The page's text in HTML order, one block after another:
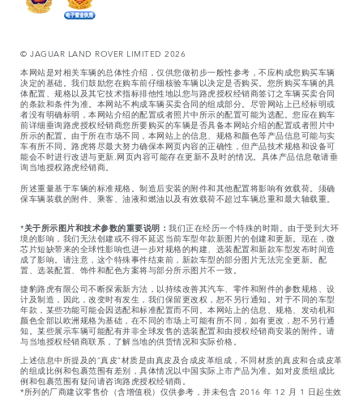
© JAGUAR LAND ROVER LIMITED 2026
本网站是对相关车辆的总体性介绍，仅供您做初步一般性参考，不应构成您购买车辆
决定的基础。我们鼓励您在购车前仔细核验车辆以决定是否购买。您所购买车辆的具
体配置、规格以及其它技术指标排他性地以您与路虎授权经销商签订之车辆买卖合同
的条款和条件为准。本网站不构成车辆买卖合同的组成部分。尽管网站上已经标明或
者没有明确标明，本网站介绍的配置或者照片中所示的配置可能为选配。您应在购车
前详细垂询路虎授权经销商您所要购买的车辆是否具备本网站介绍的配置或者照片中
所示的配置。由于所在市场不同，本网站上的信息、规格和颜色等产品信息可能与实
车有所不同。路虎将尽最大努力确保本网页内容的正确性，但产品技术规格和设备可
能会不时进行改进与更新,网页内容可能存在更新不及时的情况。具体产品信息敬请垂
询当地授权路虎经销商。
所述重量基于车辆的标准规格。制造后安装的附件和其他配置将影响有效载荷。须确
保车辆装载的附件、乘客、油液和燃油以及有效载荷不超过车辆总重和最大轴载重。
*关于所示图片和技术参数的重要说明： 我们正在经历一个特殊的时期。由于受到大环
境的影响，我们无法创建或不得不延迟当前车型年款新图片的创建和更新。现在，微
芯片短缺带来的全球性影响也进一步对规格的构建、选装配置和新款车型发布时间造
成了影响。请注意，这个特殊事件结束前，新款车型的部分图片无法完全更新。配
置、选装配置、饰件和配色方案将与部分所示图片不一致。
捷豹路虎有限公司不断探索新方法，以持续改善其汽车、零件和附件的参数规格、设
计及制造，因此，改变时有发生，我们保留更改权，恕不另行通知。对于不同的车型
年款，某些功能可能会因选配和标准配置而不同。本网站上的信息、规格、发动机和
颜色全部以欧洲规格为基础，在不同的市场上可能有所不同，如有更改，恕不另行通
知。某些展示车辆可能配有并非全球发售的选装配置和由授权经销商安装的附件。请
与当地授权经销商联系，了解当地的供货情况和实际价格。
上述信息中所提及的“真皮”材质是由真皮及合成皮革组成，不同材质的真皮和合成皮革
的组成比例和包裹范围有差别，具体情况以中国实际上市产品为准。如对皮质组成比
例和包裹范围有疑问请咨询路虎授权经销商。
*所列的厂商建议零售价（含增值税）仅供参考，并未包含 2016 年 12 月 1 日起生效